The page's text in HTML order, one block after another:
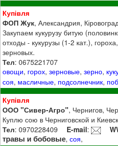
Купівля
ФОП Жук, Александрия,
Закупаем кукурузу битую
отходы - кукурузы (1-2 кат.),
зерновых.
Тел: 0675221707
овощи, горох,зерновые,зерно,
соя, масличные, подсолнечник,
Купівля
ООО "Сивер-Агро", Чернигов,
Куплю сою в Черниговской и
Тел: 0970228409 E-mail:
травы и бобовые,соя,